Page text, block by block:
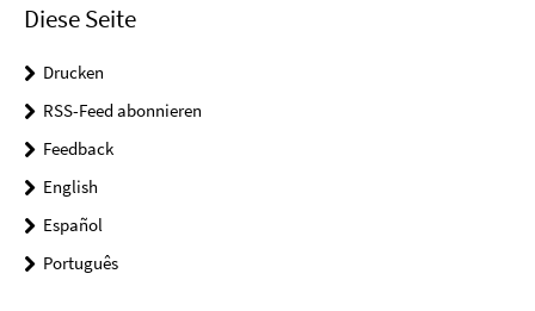
Diese Seite
Drucken
RSS-Feed abonnieren
Feedback
English
Español
Português